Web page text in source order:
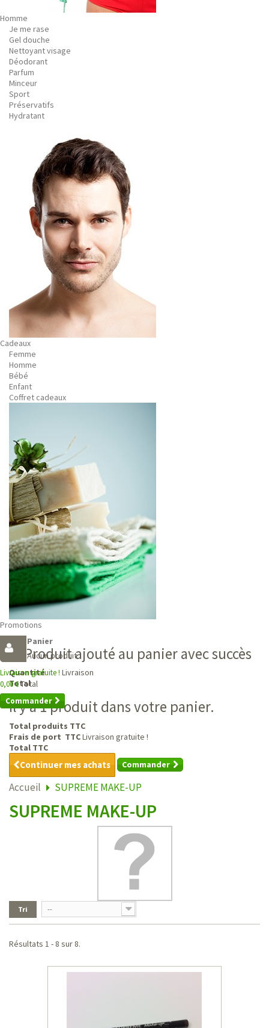
Homme
Je me rase
Gel douche
Nettoyant visage
Déodorant
Parfum
Minceur
Sport
Préservatifs
Hydratant
Cadeaux
Femme
Homme
Bébé
Enfant
Coffret cadeaux
Promotions
Panier
Aucun produit
Livraison gratuite ! Livraison
0,00 €Total
Commander
Produit ajouté au panier avec succès
Quantité
Total
Il y a 1 produit dans votre panier.
Total produits TTC
Frais de port TTCLivraison gratuite !
Total TTC
Continuer mes achats Commander
Accueil SUPREME MAKE-UP
SUPREME MAKE-UP
Tri --
Résultats 1 - 8 sur 8.